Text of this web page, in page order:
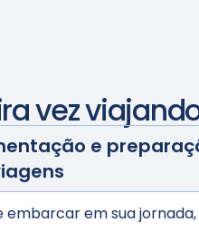
vez
e
embarcar em sua